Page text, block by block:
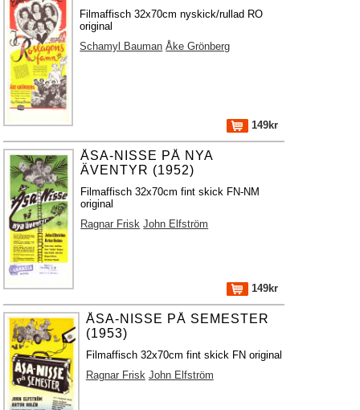
Filmaffisch 32x70cm nyskick/rullad RO
original
Schamyl Bauman Åke Grönberg
149kr
ÅSA-NISSE PÅ NYA
ÄVENTYR (1952)
Filmaffisch 32x70cm fint skick FN-NM
original
Ragnar Frisk John Elfström
149kr
ÅSA-NISSE PÅ SEMESTER
(1953)
Filmaffisch 32x70cm fint skick FN original
Ragnar Frisk John Elfström